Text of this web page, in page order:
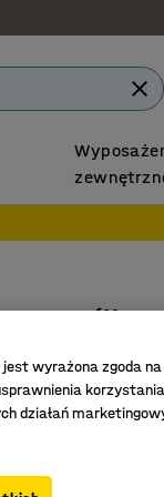
Półka
300 mm
Nr art.:
Drążek
wyrażona zgoda na
działań